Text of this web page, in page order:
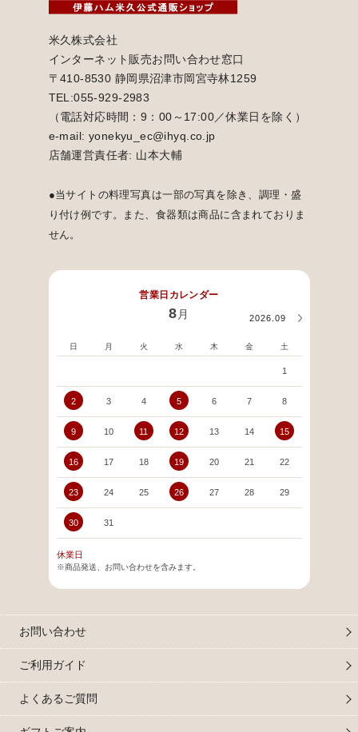
米久株式会社
インターネット販売お問い合わせ窓口
〒410-8530 静岡県沼津市岡宮寺林1259
TEL:055-929-2983
（電話対応時間：9：00～17:00／休業日を除く）
e-mail: yonekyu_ec@ihyq.co.jp
店舗運営責任者: 山本大輔
●当サイトの料理写真は一部の写真を除き、調理・盛
り付け例です。また、食器類は商品に含まれておりま
せん。
営業日カレンダー
8 月 2026.09
日 月 火 水 木 金 土
1
2 3 4 5 6 7 8
9 10 11 12 13 14 15
16 17 18 19 20 21 22
23 24 25 26 27 28 29
30 31
休業日
※商品発送、お問い合わせを含みます。
お問い合わせ
ご利用ガイド
よくあるご質問